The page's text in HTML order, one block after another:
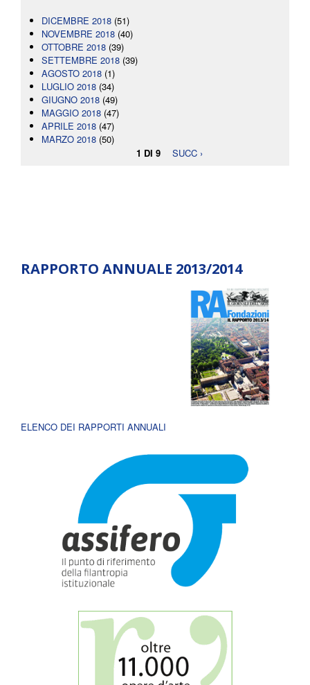
DICEMBRE 2018 (51)
NOVEMBRE 2018 (40)
OTTOBRE 2018 (39)
SETTEMBRE 2018 (39)
AGOSTO 2018 (1)
LUGLIO 2018 (34)
GIUGNO 2018 (49)
MAGGIO 2018 (47)
APRILE 2018 (47)
MARZO 2018 (50)
1 DI 9
SUCC ›
RAPPORTO ANNUALE 2013/2014
ELENCO DEI RAPPORTI ANNUALI